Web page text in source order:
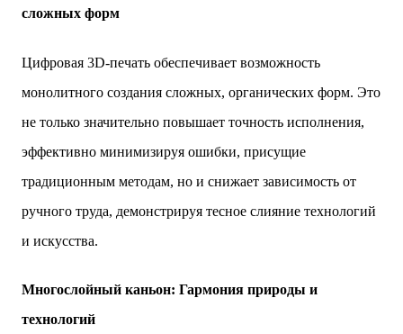
сложных форм
Цифровая 3D-печать обеспечивает возможность
монолитного создания сложных, органических форм. Это
не только значительно повышает точность исполнения,
эффективно минимизируя ошибки, присущие
традиционным методам, но и снижает зависимость от
ручного труда, демонстрируя тесное слияние технологий
и искусства.
Многослойный каньон: Гармония природы и
технологий